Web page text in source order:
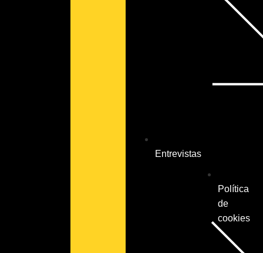
Entrevistas
Política
de
cookies